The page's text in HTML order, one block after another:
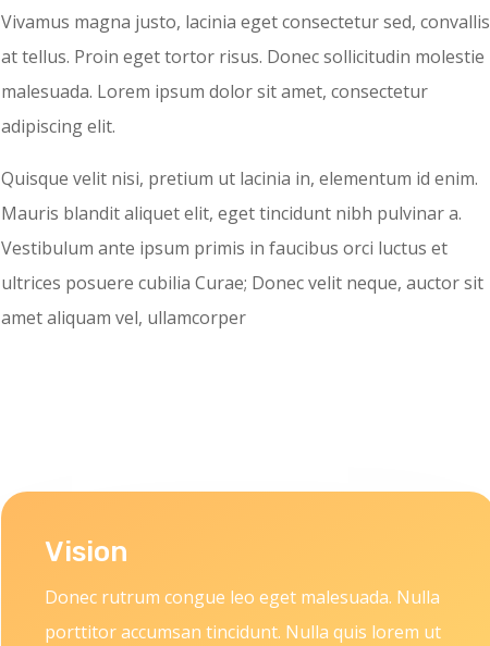
Vivamus magna justo, lacinia eget consectetur sed, convallis
at tellus. Proin eget tortor risus. Donec sollicitudin molestie
malesuada. Lorem ipsum dolor sit amet, consectetur
adipiscing elit.
Quisque velit nisi, pretium ut lacinia in, elementum id enim.
Mauris blandit aliquet elit, eget tincidunt nibh pulvinar a.
Vestibulum ante ipsum primis in faucibus orci luctus et
ultrices posuere cubilia Curae; Donec velit neque, auctor sit
amet aliquam vel, ullamcorper
Vision
Donec rutrum congue leo eget malesuada. Nulla
porttitor accumsan tincidunt. Nulla quis lorem ut